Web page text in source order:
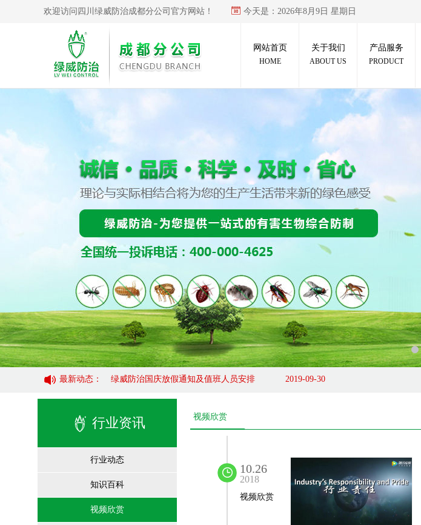
欢迎访问四川绿威防治成都分公司官方网站！ 今天是： 2026年8月9日 星期日
网站首页
HOME
关于我们
ABOUT US
产品服务
PRODUCT
最新动态： 绿威防治国庆放假通知及值班人员安排
2019-09-30
行业资讯
行业动态
知识百科
视频欣赏
视频欣赏
10.26
2018
视频欣赏